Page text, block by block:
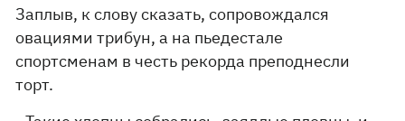
Заплыв, к слову сказать, сопровождался
овациями трибун, а на пьедестале
спортсменам в честь рекорда преподнесли
торт.